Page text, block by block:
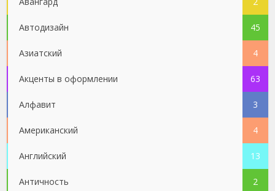
Автодизайн 45
Азиатский 4
Акценты в оформлении 63
Алфавит 3
Американский 4
Английский 13
Античность 2